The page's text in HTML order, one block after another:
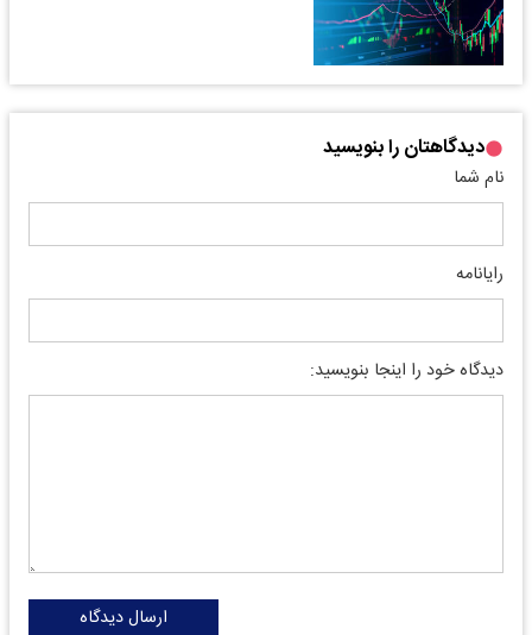
دیدگاهتان را بنویسید
نام شما
رایانامه
دیدگاه خود را اینجا بنویسید:
ارسال دیدگاه